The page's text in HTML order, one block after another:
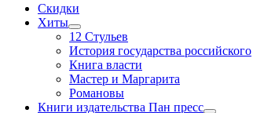
Скидки
Хиты
12 Стульев
История государства российского
Книга власти
Мастер и Маргарита
Романовы
Книги издательства Пан пресс